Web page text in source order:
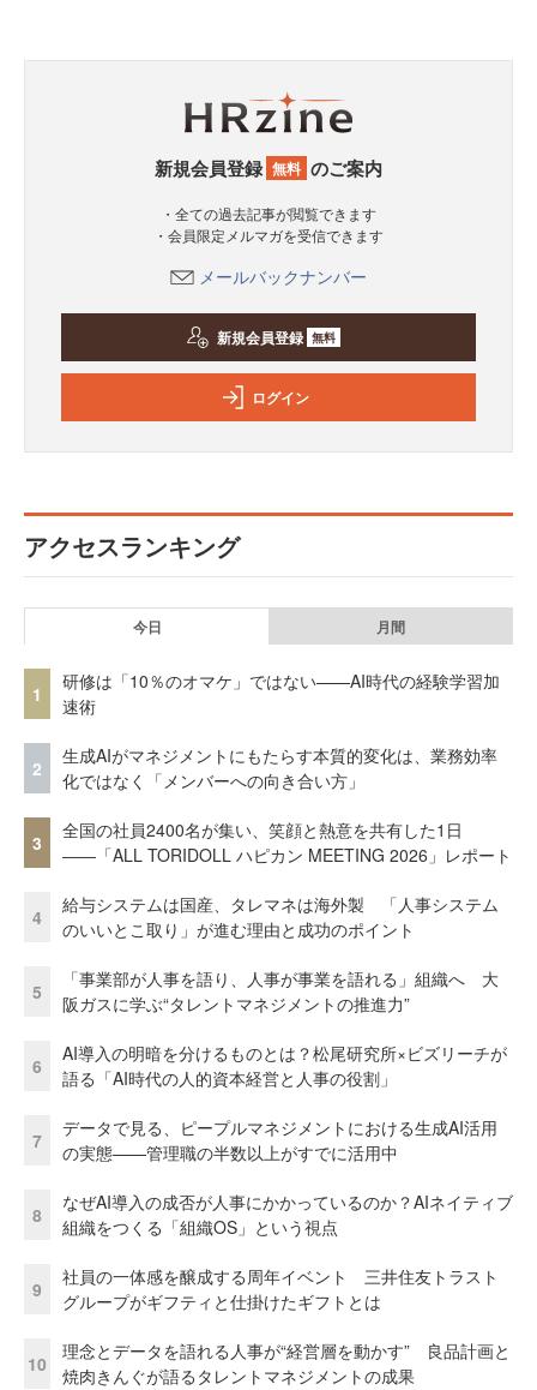
新規会員登録 無料 のご案内
・全ての過去記事が閲覧できます
・会員限定メルマガを受信できます
メールバックナンバー
新規会員登録 無料
ログイン
アクセスランキング
今日 月間
1
研修は「10％のオマケ」ではない——AI時代の経験学習加
速術
2
生成AIがマネジメントにもたらす本質的変化は、業務効率
化ではなく「メンバーへの向き合い方」
3
全国の社員2400名が集い、笑顔と熱意を共有した1日
――「ALL TORIDOLL ハピカン MEETING 2026」レポート
4
給与システムは国産、タレマネは海外製 「人事システム
のいいとこ取り」が進む理由と成功のポイント
5
「事業部が人事を語り、人事が事業を語れる」組織へ 大
阪ガスに学ぶ“タレントマネジメントの推進力”
6
AI導入の明暗を分けるものとは？松尾研究所×ビズリーチが
語る「AI時代の人的資本経営と人事の役割」
7
データで見る、ピープルマネジメントにおける生成AI活用
の実態——管理職の半数以上がすでに活用中
8
なぜAI導入の成否が人事にかかっているのか？AIネイティブ
組織をつくる「組織OS」という視点
9
社員の一体感を醸成する周年イベント 三井住友トラスト
グループがギフティと仕掛けたギフトとは
10
理念とデータを語れる人事が“経営層を動かす” 良品計画と
焼肉きんぐが語るタレントマネジメントの成果